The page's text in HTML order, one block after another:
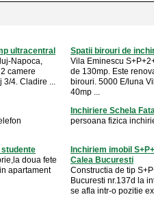
ultracentral
Napoca,
camere
3/4. Cladire ...
Spatii birouri de
Vila Eminescu
de 130mp. Este
birouri. 5000 E/luna
40mp ...
Inchiriere Schela
persoana fizica
doua fete
apartament
Inchiriem imobil
Calea Bucuresti
Constructia de tip
Bucuresti nr.137d la
se afla intr-o pozitie